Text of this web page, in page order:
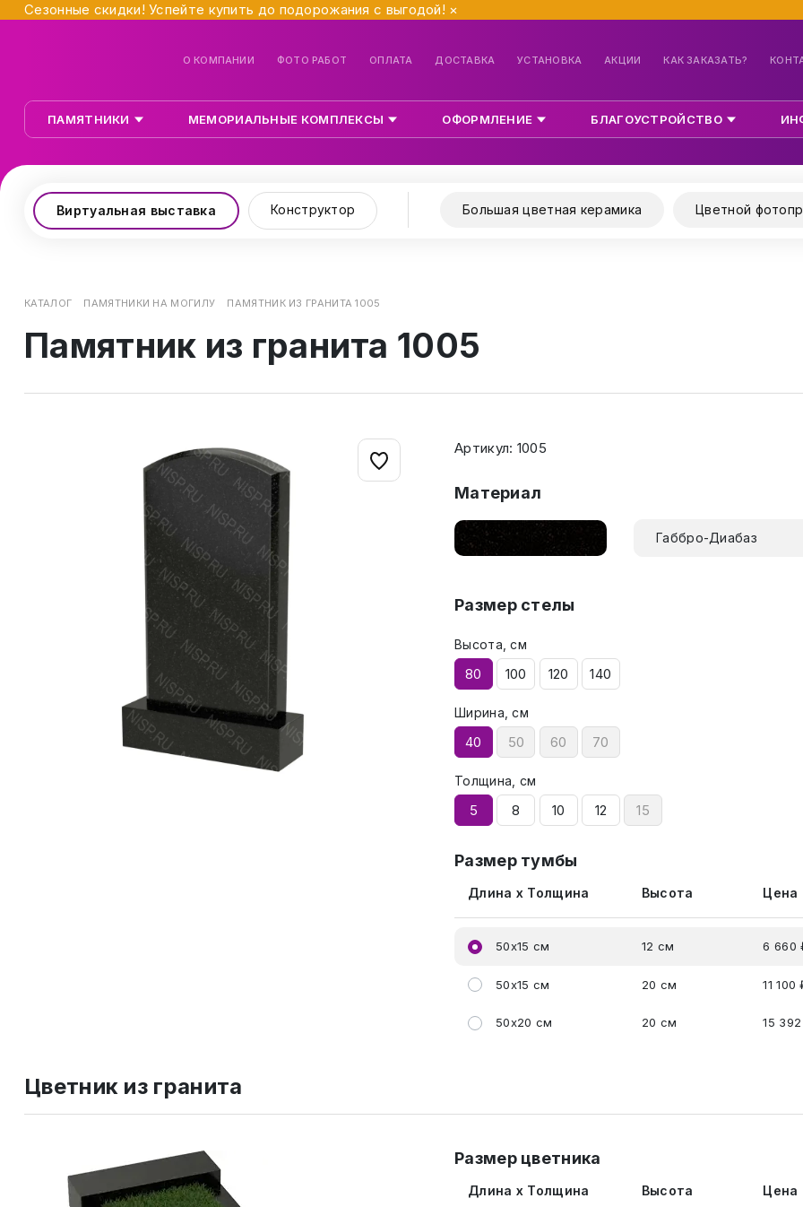
Сезонные скидки! Успейте купить до подорожания с выгодой! ×
О КОМПАНИИ ФОТО РАБОТ ОПЛАТА ДОСТАВКА УСТАНОВКА АКЦИИ КАК ЗАКАЗАТЬ?
ПАМЯТНИКИ МЕМОРИАЛЬНЫЕ КОМПЛЕКСЫ ОФОРМЛЕНИЕ БЛАГОУСТРОЙСТВО
Виртуальная выставка Конструктор Большая цветная керамика Цветной
КАТАЛОГ ПАМЯТНИКИ НА МОГИЛУ ПАМЯТНИК ИЗ ГРАНИТА 1005
Памятник из гранита 1005
Артикул: 1005
Материал
Габбро-Диабаз
Размер стелы
Высота, см
80 100 120 140
Ширина, см
40 50 60 70
Толщина, см
5 8 10 12 15
Размер тумбы
Длина x Толщина Высота Цена
50x15 см 12 см 6 660
50x15 см 20 см 11 100
50x20 см 20 см 15
Цветник из гранита
Размер цветника
Длина x Толщина Высота Цена